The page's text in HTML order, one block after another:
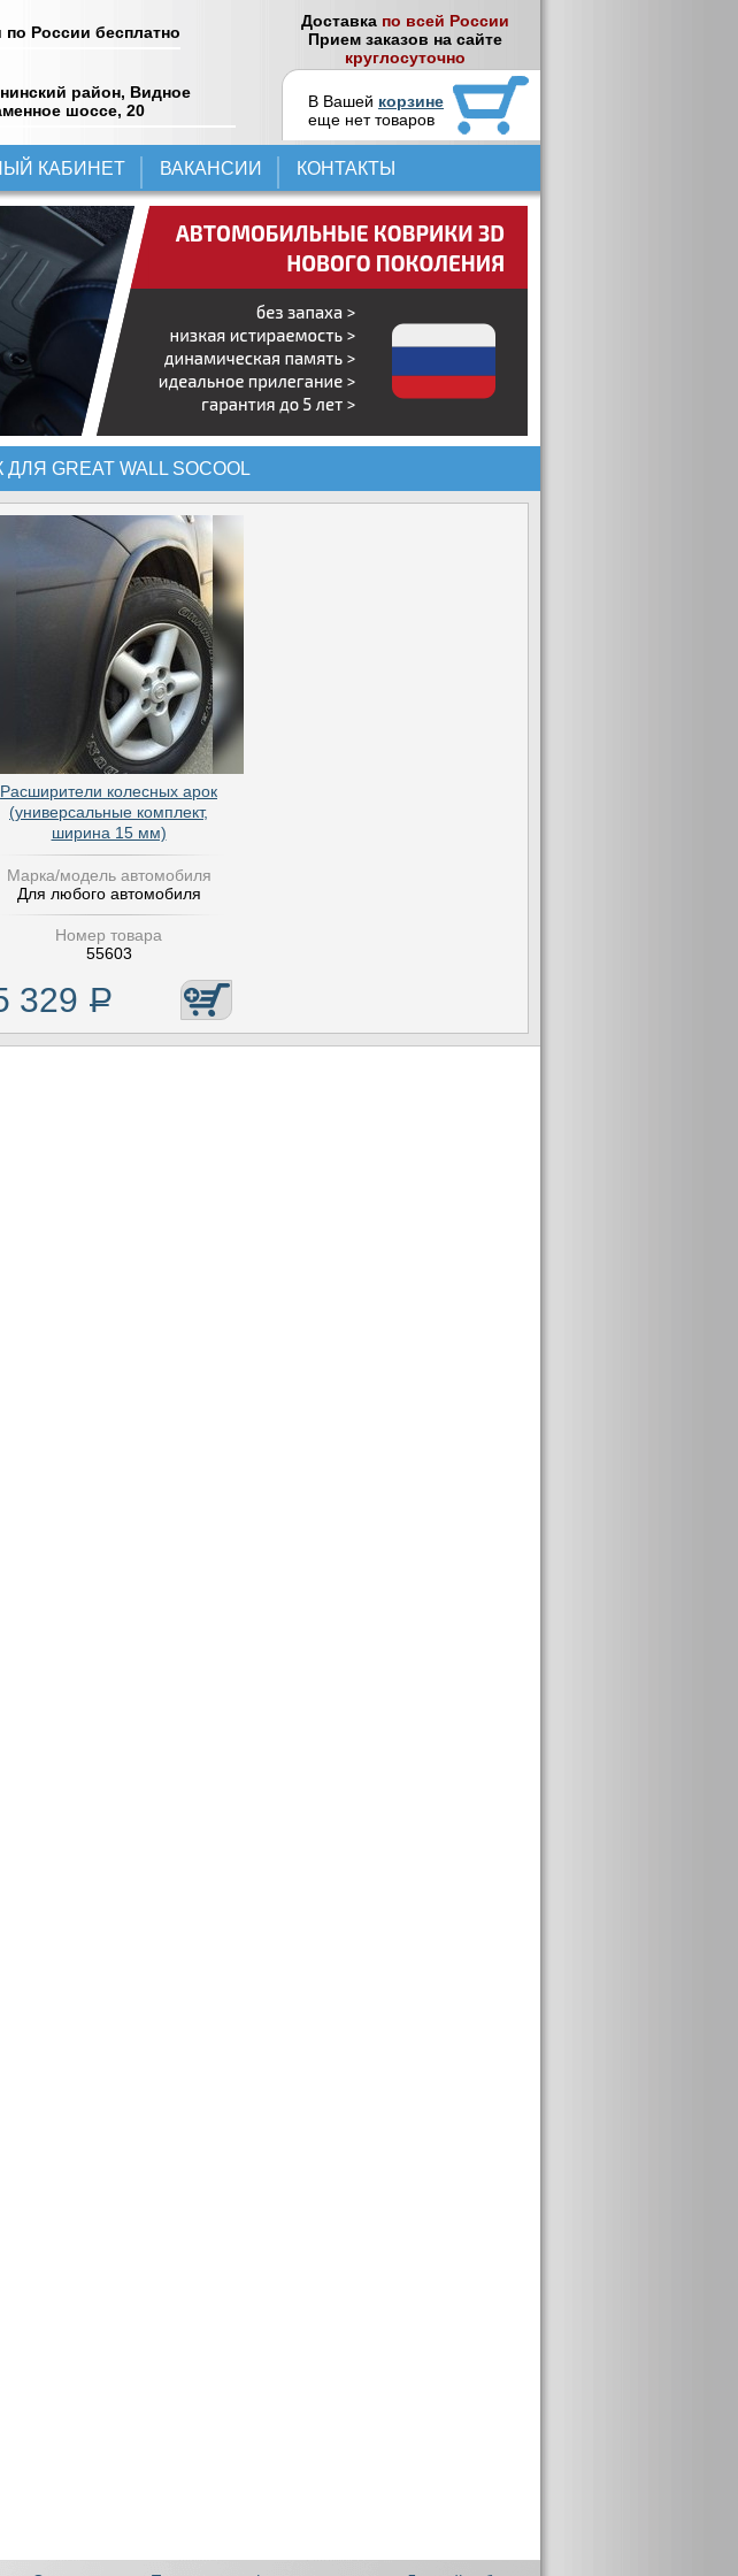
по России бесплатно
район, Видное
шоссе, 20
Доставка по всей России
Прием заказов на сайте
круглосуточно
В Вашей корзине
еще нет товаров
КАБИНЕТ ВАКАНСИИ КОНТАКТЫ
GREAT WALL SOCOOL
Расширители колесных арок
(универсальные комплект,
ширина 15 мм)
Марка/модель автомобиля
Для любого автомобиля
Номер товара
55603
329 Р